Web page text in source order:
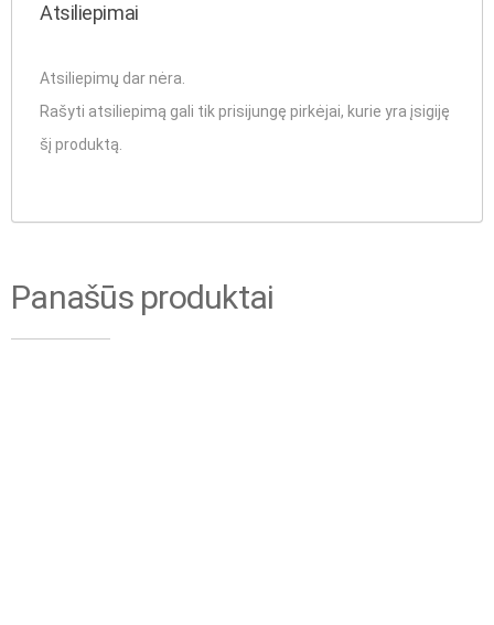
Atsiliepimai
Atsiliepimų dar nėra.
Rašyti atsiliepimą gali tik prisijungę pirkėjai, kurie yra įsigiję
šį produktą.
Panašūs produktai